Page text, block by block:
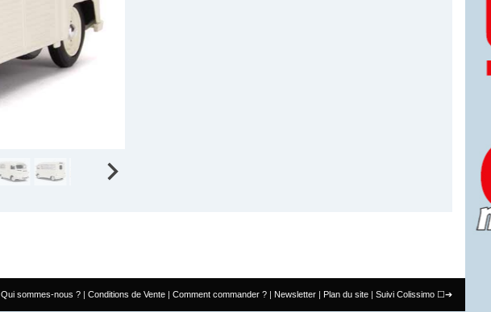
Qui sommes-nous ? Conditions de Vente Comment commander ? Newsletter Plan du site Suivi Colissimo